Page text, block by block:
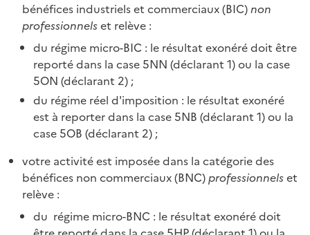
bénéfices industriels et commerciaux (BIC)non
professionnelset relève :
du régime micro-BIC : le résultat exonéré doit être
reporté dans la case 5NN (déclarant 1) ou la case
5ON (déclarant 2) ;
du régime réel d'imposition : le résultat exonéré
est à reporter dans la case 5NB (déclarant 1) ou la
case 5OB (déclarant 2) ;
votre activité est imposée dans la catégorie des
bénéfices non commerciaux (BNC)professionnelset
relève :
du régime micro-BNC : le résultat exonéré doit